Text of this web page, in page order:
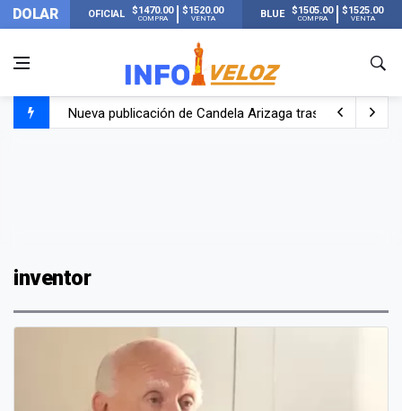
DOLAR OFICIAL $1470.00
COMPRA
$1520.00
VENTA BLUE $1505.00
COMPRA
$1525.00
VENTA
Nueva publicación de Candela Arizaga tras el
Un joven murió quemado por su novia en San Luis:
inventor